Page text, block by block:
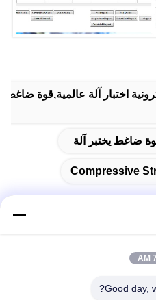
اختبار آلة عالمية,قوة ضاغط
ضاغط يختبر آلة
Compressive
Good day,